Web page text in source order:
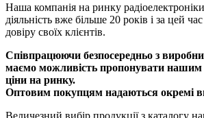
Наша компанія на ринку
діяльність вже більше 20 років і за цей
довіру своїх клієнтів.
Співпрацюючи безпосередньо з
маємо можливість пропонувати нашим
ціни на ринку.
Оптовим покупцям надаються окремі
Величезний вибір продукції з каталогу